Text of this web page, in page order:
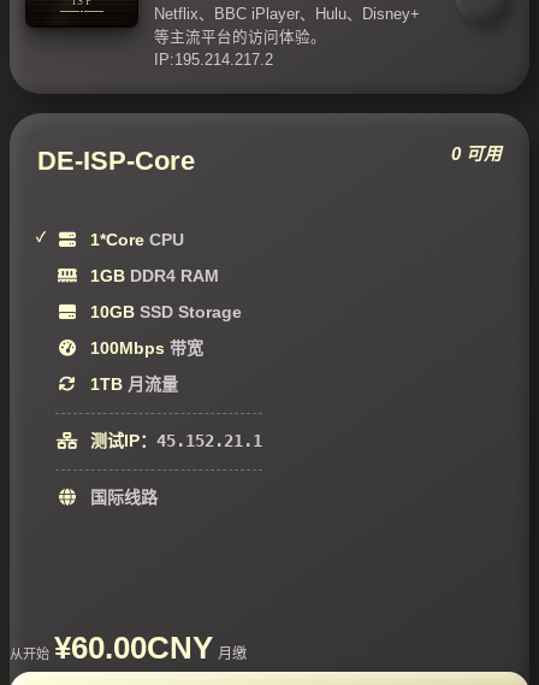
Netflix、BBC iPlayer、Hulu、Disney+
等主流平台的访问体验。
IP:195.214.217.2
DE-ISP-Core 0 可用
1*Core CPU
1GB DDR4 RAM
10GB SSD Storage
100Mbps 带宽
1TB 月流量
测试IP： 45.152.21.1
国际线路
从开始 ¥60.00CNY 月缴